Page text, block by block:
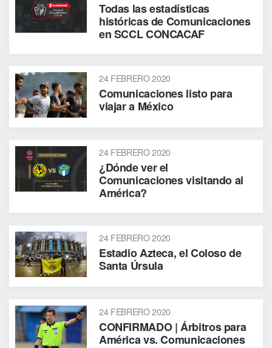
Todas las estadísticas
históricas de Comunicaciones
en SCCL CONCACAF
24 FEBRERO 2020
Comunicaciones listo para
viajar a México
24 FEBRERO 2020
¿Dónde ver el
Comunicaciones visitando al
América?
24 FEBRERO 2020
Estadio Azteca, el Coloso de
Santa Úrsula
24 FEBRERO 2020
CONFIRMADO | Árbitros para
América vs. Comunicaciones